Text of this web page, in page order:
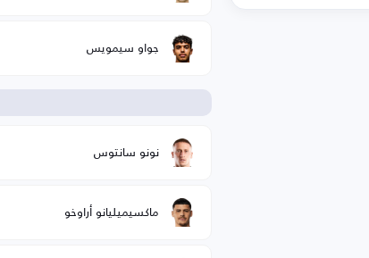
جواو سيمويس
نونو سانتوس
ماكسيميليانو أراوخو